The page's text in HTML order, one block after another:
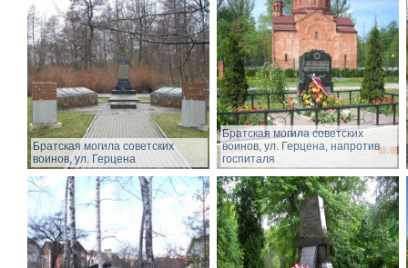
Братская могила советских
воинов, ул. Герцена
Братская могила советских
воинов, ул. Герцена, напротив
госпиталя